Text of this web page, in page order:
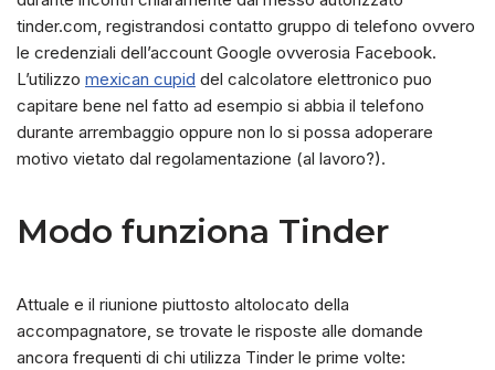
tinder.com, registrandosi contatto gruppo di telefono ovvero
le credenziali dell’account Google ovverosia Facebook.
L’utilizzo mexican cupid del calcolatore elettronico puo
capitare bene nel fatto ad esempio si abbia il telefono
durante arrembaggio oppure non lo si possa adoperare
motivo vietato dal regolamentazione (al lavoro?).
Modo funziona Tinder
Attuale e il riunione piuttosto altolocato della
accompagnatore, se trovate le risposte alle domande
ancora frequenti di chi utilizza Tinder le prime volte: